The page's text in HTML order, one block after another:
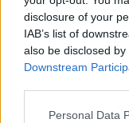
disclosure of your
IAB’s list of
also be disclosed
Downstream
Personal Data
του ιστορία,
που
Η κατανόηση,
δικαιολόγηση.
να γίνει ένας